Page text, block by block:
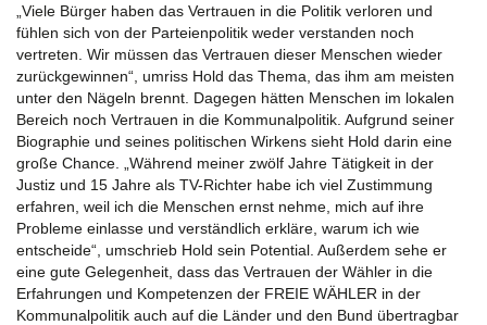
„Viele Bürger haben das Vertrauen in die Politik verloren und
fühlen sich von der Parteienpolitik weder verstanden noch
vertreten. Wir müssen das Vertrauen dieser Menschen wieder
zurückgewinnen“, umriss Hold das Thema, das ihm am meisten
unter den Nägeln brennt. Dagegen hätten Menschen im lokalen
Bereich noch Vertrauen in die Kommunalpolitik. Aufgrund seiner
Biographie und seines politischen Wirkens sieht Hold darin eine
große Chance. „Während meiner zwölf Jahre Tätigkeit in der
Justiz und 15 Jahre als TV-Richter habe ich viel Zustimmung
erfahren, weil ich die Menschen ernst nehme, mich auf ihre
Probleme einlasse und verständlich erkläre, warum ich wie
entscheide“, umschrieb Hold sein Potential. Außerdem sehe er
eine gute Gelegenheit, dass das Vertrauen der Wähler in die
Erfahrungen und Kompetenzen der FREIE WÄHLER in der
Kommunalpolitik auch auf die Länder und den Bund übertragbar